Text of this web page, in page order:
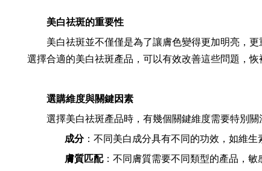
美白祛斑的重要性
美白祛斑並不僅僅是為了讓膚色變得更加明亮，
選擇合適的美白祛斑產品，可以有效改善這些問題，恢
選購維度與關鍵因素
選擇美白祛斑產品時，有幾個關鍵維度需要特別關
成分：不同美白成分具有不同的功效，如維生
膚質匹配：不同膚質需要不同類型的產品，敏